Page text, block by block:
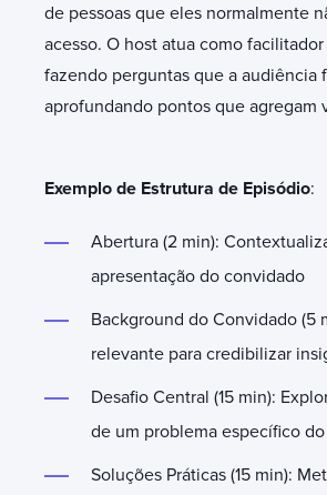
de pessoas que eles normalmente
acesso. O host atua como
fazendo perguntas que a audiência
aprofundando pontos que agregam
Exemplo de Estrutura de Episódio:
Abertura (2 min):
apresentação do convidado
Background do Convidado (5
relevante para credibilizar
Desafio Central (15 min):
de um problema específico
Soluções Práticas (15 min):